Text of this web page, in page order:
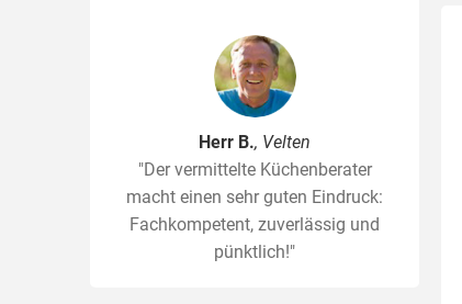
Herr B., Velten
"Der vermittelte Küchenberater
macht einen sehr guten Eindruck:
Fachkompetent, zuverlässig und
pünktlich!"